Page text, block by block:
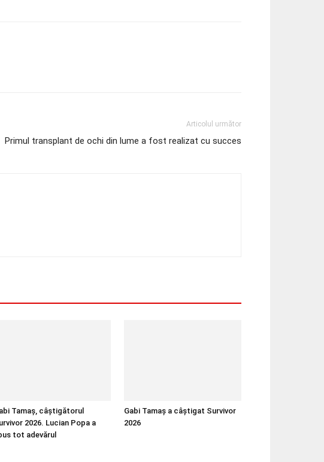
Articolul următor
Primul transplant de ochi din lume a fost realizat cu succes
Tamaș, câștigătorul
2026. Lucian Popa a
tot adevărul
Gabi Tamaș a câștigat Survivor
2026